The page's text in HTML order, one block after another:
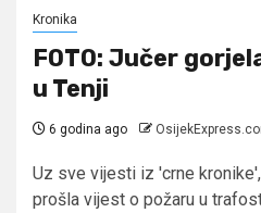
Kronika
FOTO: Jučer
u Tenji
6 godina ago
Uz sve vijesti iz 'crne
prošla vijest o požaru u